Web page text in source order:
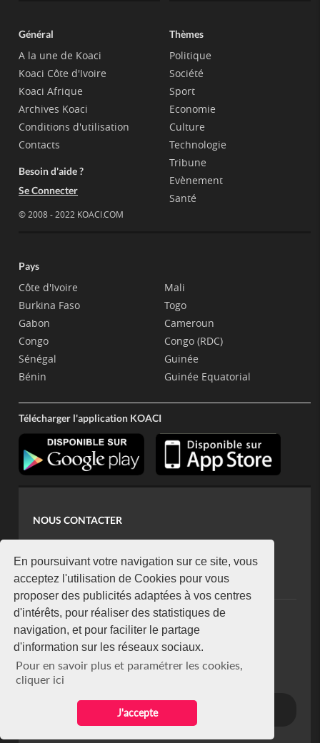
En poursuivant votre navigation sur ce site, vous
acceptez l'utilisation de Cookies pour vous
proposer des publicités adaptées à vos centres
d'intérêts, pour réaliser des statistiques de
navigation, et pour faciliter le partage
d'information sur les réseaux sociaux.
Pour en savoir plus et paramétrer les cookies,
cliquer ici
J'accepte
Général
A la une de Koaci
Koaci Côte d'Ivoire
Koaci Afrique
Archives Koaci
Conditions d'utilisation
Contacts
Besoin d'aide ?
Se Connecter
© 2008 - 2022 KOACI.COM
Thèmes
Politique
Société
Sport
Economie
Culture
Technologie
Tribune
Evènement
Santé
Pays
Côte d'Ivoire
Burkina Faso
Gabon
Congo
Sénégal
Bénin
Mali
Togo
Cameroun
Congo (RDC)
Guinée
Guinée Equatorial
Télécharger l'application KOACI
NOUS CONTACTER
koaci@yahoo.fr
+225 07 08 85 52 93
NEWSLETTER
Restez connecté via notre newsletter
S'abonner
Se désabonner